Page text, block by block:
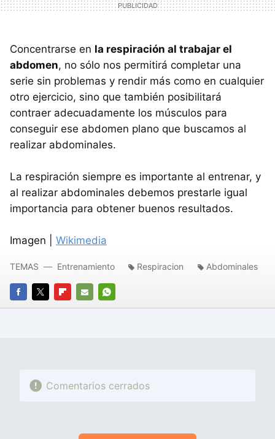
Concentrarse en la respiración al trabajar el
abdomen, no sólo nos permitirá completar una
serie sin problemas y rendir más como en cualquier
otro ejercicio, sino que también posibilitará
contraer adecuadamente los músculos para
conseguir ese abdomen plano que buscamos al
realizar abdominales.
La respiración siempre es importante al entrenar, y
al realizar abdominales debemos prestarle igual
importancia para obtener buenos resultados.
Imagen | Wikimedia
FACEBOOK
TWITTERFLIPBOARD
E-
WHATSAPP
TEMAS Entrenamiento Respiracion Abdominales
Comentarios cerrados